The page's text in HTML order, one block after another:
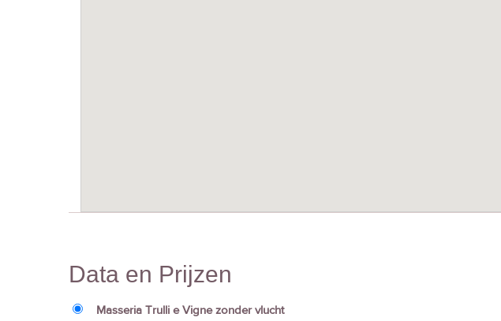
Data en Prijzen
Masseria Trulli e Vigne zonder vlucht